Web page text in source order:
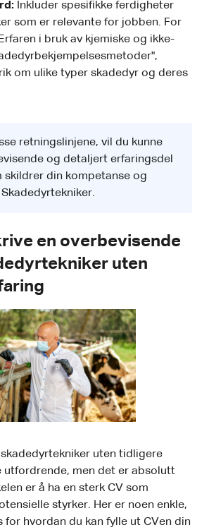
Inkluder spesifikke ferdigheter
som er relevante for jobben. For
i bruk av kjemiske og ikke-
om ulike typer skadedyr og deres
retningslinjene, vil du kunne
og detaljert erfaringsdel
skildrer din kompetanse og
en overbevisende
uten
uten tidligere
utfordrende, men det er absolutt
er å ha en sterk CV som
styrker. Her er noen enkle,
for hvordan du kan fylle ut CVen din